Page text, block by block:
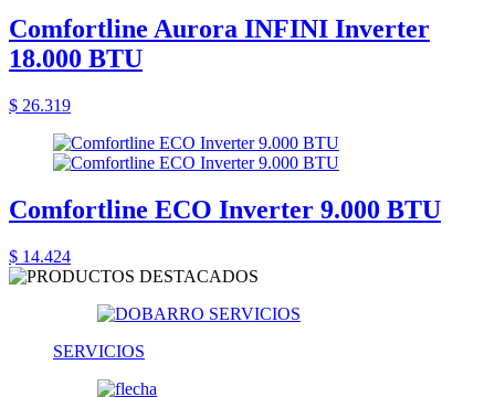
Comfortline Aurora INFINI Inverter
18.000 BTU
$ 26.319
Comfortline ECO Inverter 9.000 BTU
$ 14.424
SERVICIOS